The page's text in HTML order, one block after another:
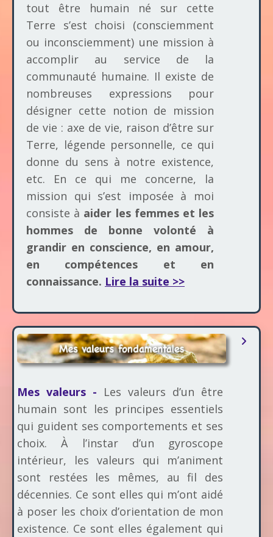
tout être humain né sur cette
Terre s’est choisi (consciemment
ou inconsciemment) une mission à
accomplir au service de la
communauté humaine. Il existe de
nombreuses expressions pour
désigner cette notion de mission
de vie : axe de vie, raison d’être sur
Terre, légende personnelle, ce qui
donne du sens à notre existence,
etc. En ce qui me concerne, la
mission qui s’est imposée à moi
consiste à aider les femmes et les
hommes de bonne volonté à
grandir en conscience, en amour,
en compétences et en
connaissance. Lire la suite >>
Mes valeurs - Les valeurs d’un être
humain sont les principes essentiels
qui guident ses comportements et ses
choix. À l’instar d’un gyroscope
intérieur, les valeurs qui m’animent
sont restées les mêmes, au fil des
décennies. Ce sont elles qui m’ont aidé
à poser les choix d’orientation de mon
existence. Ce sont elles également qui